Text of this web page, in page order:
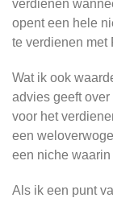
verdienen
opent een hele
te verdienen met
Wat ik ook
advies geeft
voor het
een
een niche
Als ik een punt